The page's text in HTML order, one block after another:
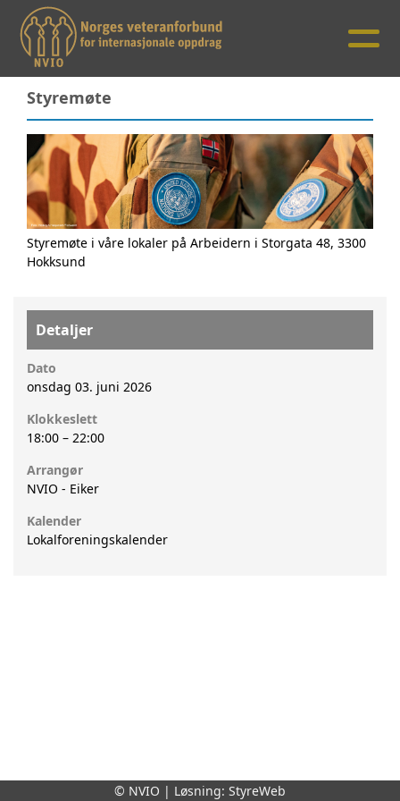
Styremøte
Styremøte i våre lokaler på Arbeidern i Storgata 48, 3300
Hokksund
Detaljer
Dato
onsdag 03. juni 2026
Klokkeslett
18:00 – 22:00
Arrangør
NVIO - Eiker
Kalender
Lokalforeningskalender
© NVIO | Løsning: StyreWeb